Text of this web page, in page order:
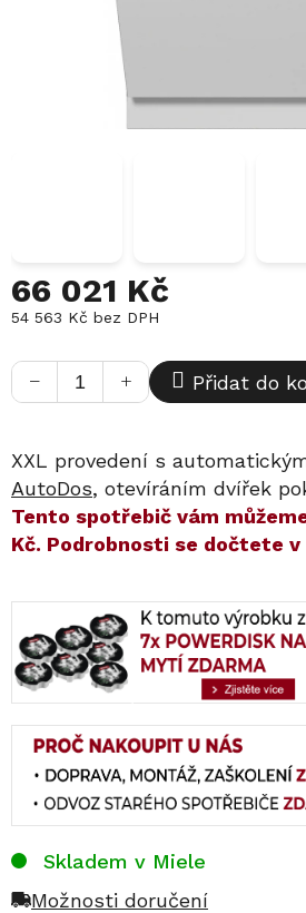
66 021 Kč
54 563 Kč bez DPH
cena:
+
− Přidat do
XXL provedení s
AutoDos, otevíráním dvířek
​​Tento spotřebič vám
Kč. Podrobnosti se dočtete
Skladem v Miele
Možnosti doručení